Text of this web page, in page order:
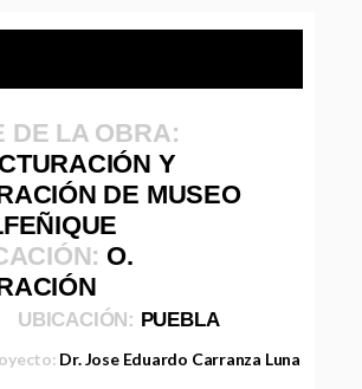
DE LA OBRA:
Y
DE MUSEO
O.
UBICACIÓN: PUEBLA
Dr. Jose Eduardo Carranza Luna